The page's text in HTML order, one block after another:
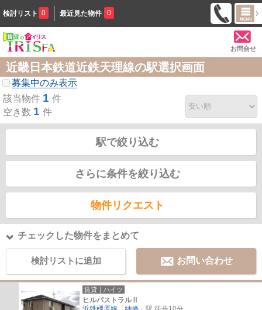
検討リスト 0 最近見た物件 0
お問合せ
近畿日本鉄道近鉄天理線の駅選択画面
募集中のみ表示
該当物件 1 件
空き数 1 件
駅で絞り込む
さらに条件を絞り込む
物件リクエスト
チェックした物件をまとめて
検討リストに追加 お問い合わせ
賃貸｜ハイツ
ヒルパストラルⅡ